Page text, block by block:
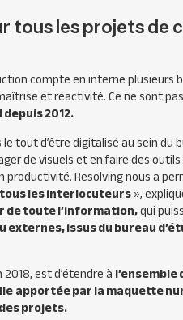
tous les projets de
compte en interne plusieurs
et réactivité. Ce ne sont
depuis 2012.
tout d’être digitalisé au sein du
de visuels et en faire des
Resolving nous a
les interlocuteurs»,
de toute l’information,qui
externes, issus du bureau
est d’étendre à
apportée par la maquette
projets.